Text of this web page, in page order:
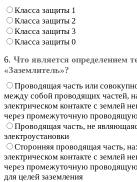
Класса защиты 1
Класса защиты 2
Класса защиты 3
Класса защиты 0
6. Что является определением
«Заземлитель»?
Проводящая часть или
между собой проводящих частей,
электрическом контакте с землей
через промежуточную
Проводящая часть, не
электроустановки
Сторонняя проводящая часть,
электрическом контакте с землей
через промежуточную проводящую
для целей заземления